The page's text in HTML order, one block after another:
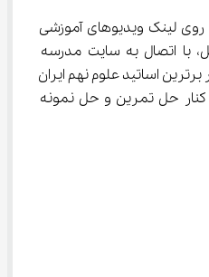
لینک ویدیوهای آموزشی
با اتصال به سایت مدرسه
در کنار برترین اساتید علوم نهم ایران
کنار حل تمرین و حل نمونه